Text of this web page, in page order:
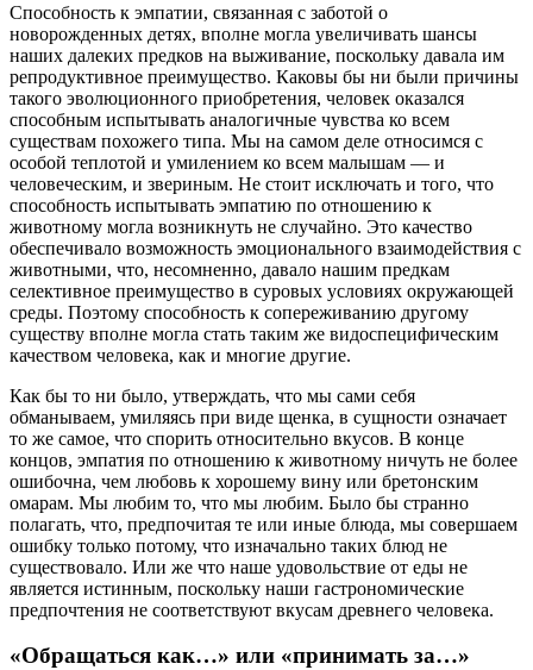
Способность к эмпатии, связанная с заботой о
новорожденных детях, вполне могла увеличивать шансы
наших далеких предков на выживание, поскольку давала им
репродуктивное преимущество. Каковы бы ни были причины
такого эволюционного приобретения, человек оказался
способным испытывать аналогичные чувства ко всем
существам похожего типа. Мы на самом деле относимся с
особой теплотой и умилением ко всем малышам — и
человеческим, и звериным. Не стоит исключать и того, что
способность испытывать эмпатию по отношению к
животному могла возникнуть не случайно. Это качество
обеспечивало возможность эмоционального взаимодействия с
животными, что, несомненно, давало нашим предкам
селективное преимущество в суровых условиях окружающей
среды. Поэтому способность к сопереживанию другому
существу вполне могла стать таким же видоспецифическим
качеством человека, как и многие другие.
Как бы то ни было, утверждать, что мы сами себя
обманываем, умиляясь при виде щенка, в сущности означает
то же самое, что спорить относительно вкусов. В конце
концов, эмпатия по отношению к животному ничуть не более
ошибочна, чем любовь к хорошему вину или бретонским
омарам. Мы любим то, что мы любим. Было бы странно
полагать, что, предпочитая те или иные блюда, мы совершаем
ошибку только потому, что изначально таких блюд не
существовало. Или же что наше удовольствие от еды не
является истинным, поскольку наши гастрономические
предпочтения не соответствуют вкусам древнего человека.
«Обращаться как…» или «принимать за…»